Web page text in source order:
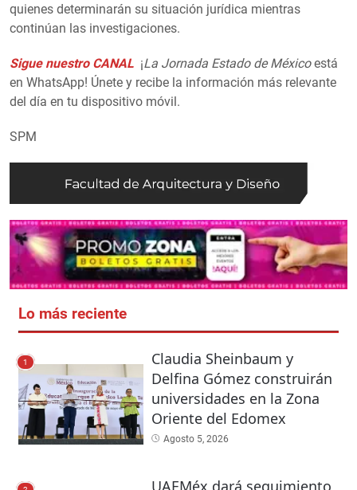
quienes determinarán su situación jurídica mientras
continúan las investigaciones.
Sigue nuestro CANAL ¡La Jornada Estado de Méxicoestá
en WhatsApp! Únete y recibe la información más relevante
del día en tu dispositivo móvil.
SPM
Lo más reciente
1
Claudia Sheinbaum y
Delfina Gómez construirán
universidades en la Zona
Oriente del Edomex
Agosto 5, 2026